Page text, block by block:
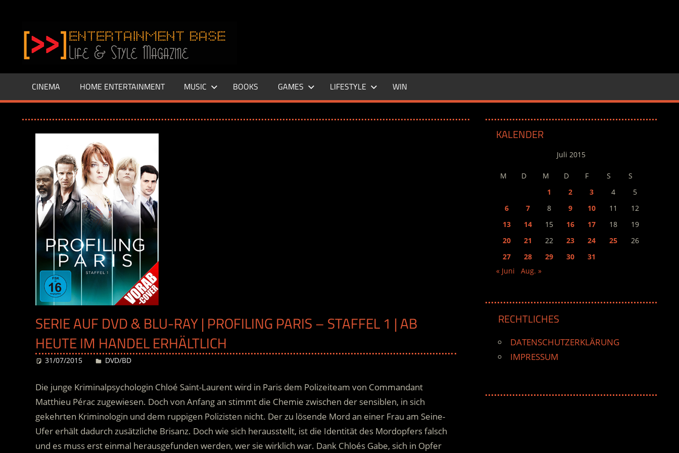
springen
–
LIFE
Base.de
CINEMA HOME ENTERTAINMENT MUSIC BOOKS GAMES LIFESTYLE WIN
SERIE AUF DVD & BLU-RAY | PROFILING PARIS – STAFFEL 1 | AB
HEUTE IM HANDEL ERHÄLTLICH
31/07/2015 Desiree
DVD/BD
Die junge Kriminalpsychologin Chloé Saint-Laurent wird in Paris dem Polizeiteam von Commandant
Matthieu Pérac zugewiesen. Doch von Anfang an stimmt die Chemie zwischen der sensiblen, in sich
gekehrten Kriminologin und dem ruppigen Polizisten nicht. Der zu lösende Mord an einer Frau am Seine-
Ufer erhält dadurch zusätzliche Brisanz. Doch wie sich herausstellt, ist die Identität des Mordopfers falsch
und es muss erst einmal herausgefunden werden, wer sie wirklich war. Dank Chloés Gabe, sich in Opfer
KALENDER
Juli 2015
M D M D F S
S
1
2 3 4
5
6
7 8 9 10 11
12
13
14 15 16 17 18
19
20
21 22 23 24 25
26
27
28 29 30
31
« Juni
Aug. »
RECHTLICHES
DATENSCHUTZERKLÄRUNG
IMPRESSUM